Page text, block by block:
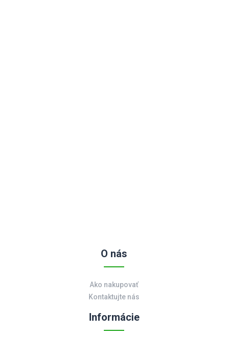
O nás
Ako nakupovať
Kontaktujte nás
Informácie